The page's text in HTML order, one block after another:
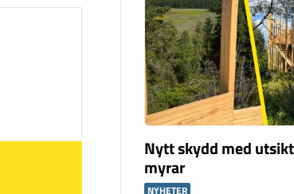
Nytt skydd med
myrar
NYHETER